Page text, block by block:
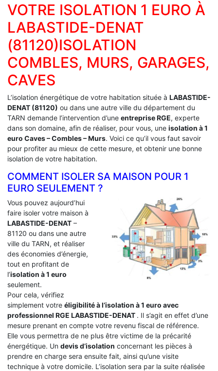
VOTRE ISOLATION 1 EURO À
LABASTIDE-DENAT
(81120)ISOLATION
COMBLES, MURS, GARAGES,
CAVES
L’isolation énergétique de votre habitation située à LABASTIDE-
DENAT (81120) ou dans une autre ville du département du
TARN demande l’intervention d’une entreprise RGE, experte
dans son domaine, afin de réaliser, pour vous, une isolation à 1
euro Caves – Combles – Murs. Voici ce qu’il vous faut savoir
pour profiter au mieux de cette mesure, et obtenir une bonne
isolation de votre habitation.
COMMENT ISOLER SA MAISON POUR 1
EURO SEULEMENT ?
Vous pouvez aujourd’hui
faire isoler votre maison à
LABASTIDE-DENAT –
81120 ou dans une autre
ville du TARN, et réaliser
des économies d’énergie,
tout en profitant de
l’isolation à 1 euro
seulement.
Pour cela, vérifiez
simplement votre éligibilité à l’isolation à 1 euro avec
professionnel RGE LABASTIDE-DENAT . Il s’agit en effet d’une
mesure prenant en compte votre revenu fiscal de référence.
Elle vous permettra de ne plus être victime de la précarité
énergétique. Un devis d’isolation concernant les pièces à
prendre en charge sera ensuite fait, ainsi qu’une visite
technique à votre domicile. L’isolation sera par la suite réalisée